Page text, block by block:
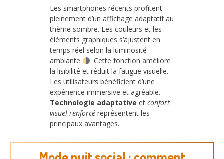
Les smartphones récents profitent
pleinement d’un affichage adaptatif au
thème sombre. Les couleurs et les
éléments graphiques s’ajustent en
temps réel selon la luminosité
ambiante
. Cette fonction améliore
la lisibilité et réduit la fatigue visuelle.
Les utilisateurs bénéficient d’une
expérience immersive et agréable.
Technologie adaptative et confort
visuel renforcé représentent les
principaux avantages.